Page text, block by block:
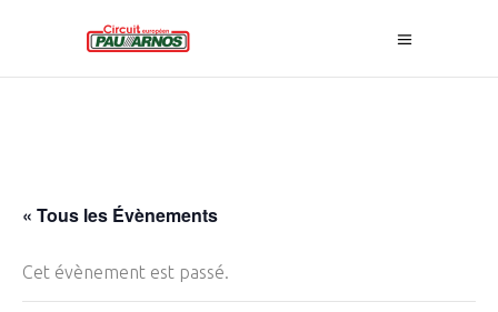
« Tous les Évènements
Cet évènement est passé.